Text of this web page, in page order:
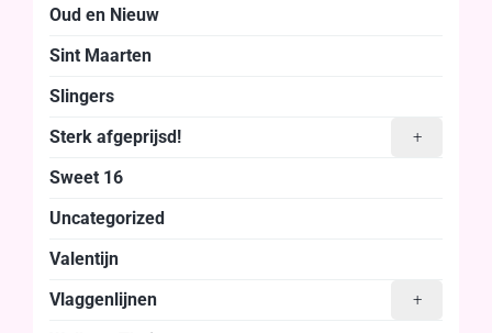
Oud en Nieuw
Sint Maarten
Slingers
+
Sterk afgeprijsd!
Sweet 16
Uncategorized
Valentijn
+
Vlaggenlijnen